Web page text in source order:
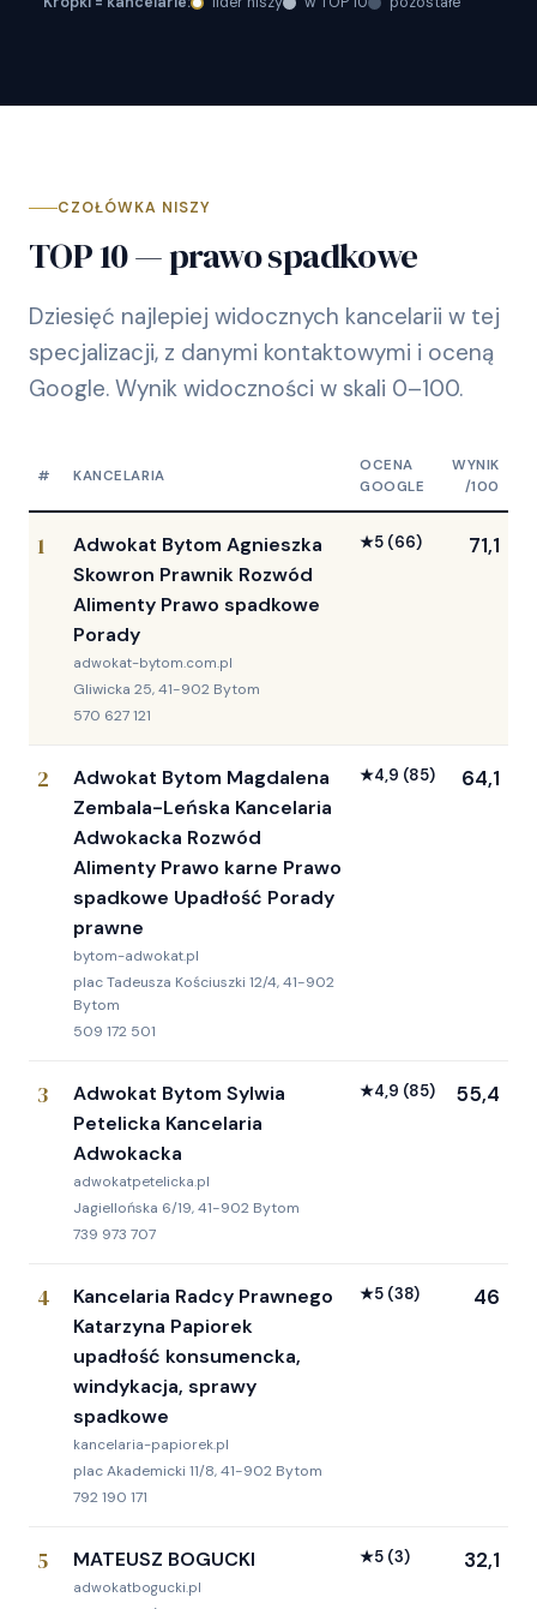
CZOŁÓWKA NISZY
TOP 10 — prawo spadkowe
Dziesięć najlepiej widocznych kancelarii w tej
specjalizacji, z danymi kontaktowymi i oceną
Google. Wynik widoczności w skali 0–100.
# KANCELARIA
OCENA
GOOGLE
WYNIK
/100
1
Adwokat Bytom Agnieszka
Skowron Prawnik Rozwód
Alimenty Prawo spadkowe
Porady
adwokat-bytom.com.pl
Gliwicka 25, 41-902 Bytom
570 627 121
★5 (66) 71,1
2
Adwokat Bytom Magdalena
Zembala-Leńska Kancelaria
Adwokacka Rozwód
Alimenty Prawo karne Prawo
spadkowe Upadłość Porady
prawne
bytom-adwokat.pl
plac Tadeusza Kościuszki 12/4, 41-902
Bytom
509 172 501
★4,9 (85) 64,1
3
Adwokat Bytom Sylwia
Petelicka Kancelaria
Adwokacka
adwokatpetelicka.pl
Jagiellońska 6/19, 41-902 Bytom
739 973 707
★4,9 (85) 55,4
4
Kancelaria Radcy Prawnego
Katarzyna Papiorek
upadłość konsumencka,
windykacja, sprawy
spadkowe
kancelaria-papiorek.pl
plac Akademicki 11/8, 41-902 Bytom
792 190 171
★5 (38) 46
5 MATEUSZ BOGUCKI
adwokatbogucki.pl
★5 (3) 32,1